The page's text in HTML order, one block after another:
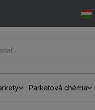
Parketová chémia